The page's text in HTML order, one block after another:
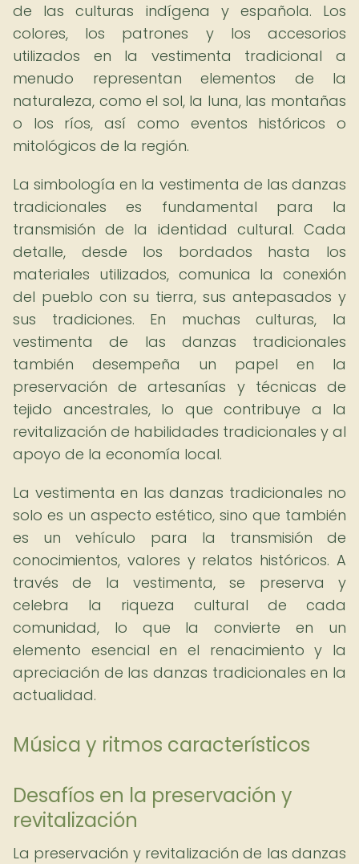
de las culturas indígena y española. Los
colores, los patrones y los accesorios
utilizados en la vestimenta tradicional a
menudo representan elementos de la
naturaleza, como el sol, la luna, las montañas
o los ríos, así como eventos históricos o
mitológicos de la región.
La simbología en la vestimenta de las danzas
tradicionales es fundamental para la
transmisión de la identidad cultural. Cada
detalle, desde los bordados hasta los
materiales utilizados, comunica la conexión
del pueblo con su tierra, sus antepasados y
sus tradiciones. En muchas culturas, la
vestimenta de las danzas tradicionales
también desempeña un papel en la
preservación de artesanías y técnicas de
tejido ancestrales, lo que contribuye a la
revitalización de habilidades tradicionales y al
apoyo de la economía local.
La vestimenta en las danzas tradicionales no
solo es un aspecto estético, sino que también
es un vehículo para la transmisión de
conocimientos, valores y relatos históricos. A
través de la vestimenta, se preserva y
celebra la riqueza cultural de cada
comunidad, lo que la convierte en un
elemento esencial en el renacimiento y la
apreciación de las danzas tradicionales en la
actualidad.
Música y ritmos característicos
Desafíos en la preservación y
revitalización
La preservación y revitalización de las danzas